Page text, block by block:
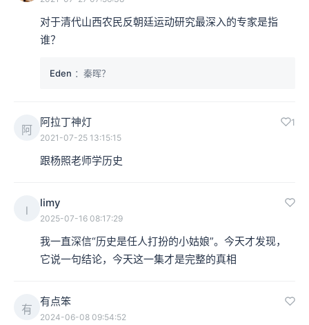
对于清代山西农民反朝廷运动研究最深入的专家是指
谁？
Eden ：秦晖？
阿
阿拉丁神灯 1
2021-07-25 13:15:15
跟杨照老师学历史
l
limy
2025-07-16 08:17:29
我一直深信“历史是任人打扮的小姑娘”。今天才发现，
它说一句结论，今天这一集才是完整的真相
有
有点笨
2024-06-08 09:54:52